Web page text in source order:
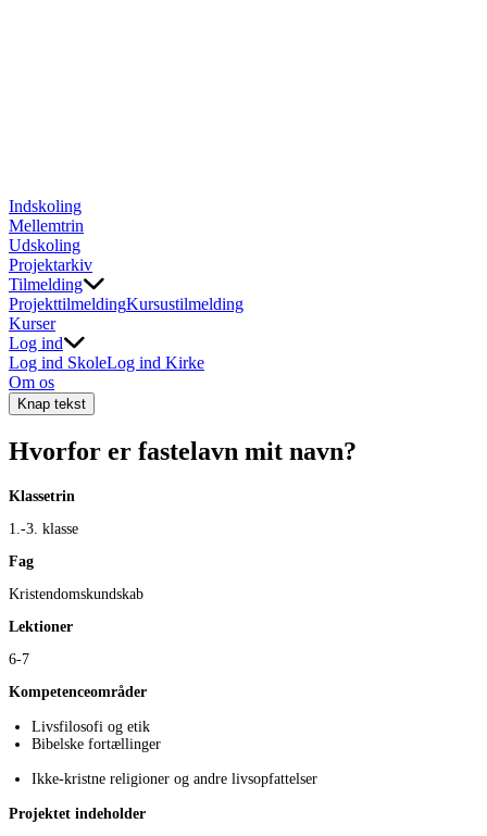
Indskoling
Mellemtrin
Udskoling
Projektarkiv
Tilmelding
ProjekttilmeldingKursustilmelding
Kurser
Log ind
Log ind SkoleLog ind Kirke
Om os
Knap tekst
Hvorfor er fastelavn mit navn?
Klassetrin
1.-3. klasse
Fag
Kristendomskundskab
Lektioner
6-7
Kompetenceområder
Livsfilosofi og etik
Bibelske fortællinger
Ikke-kristne religioner og andre livsopfattelser
Projektet indeholder